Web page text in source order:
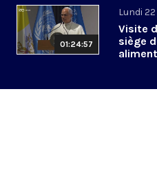
01:24:57
Lundi
Visite
siège